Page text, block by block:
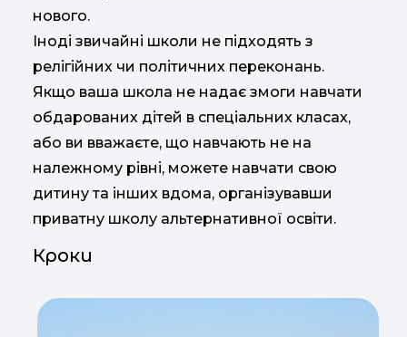
нового.
Іноді звичайні школи не підходять з
релігійних чи політичних переконань.
Якщо ваша школа не надає змоги навчати
обдарованих дітей в спеціальних класах,
або ви вважаєте, що навчають не на
належному рівні, можете навчати свою
дитину та інших вдома, організувавши
приватну школу альтернативної освіти.
Кроки